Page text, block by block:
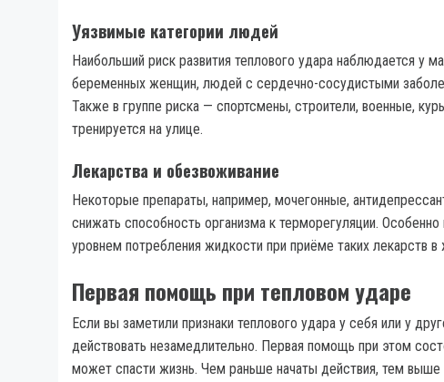
Уязвимые категории людей
Наибольший риск развития теплового удара наблюдается у
беременных женщин, людей с сердечно-сосудистыми
Также в группе риска — спортсмены, строители, военные,
тренируется на улице.
Лекарства и обезвоживание
Некоторые препараты, например, мочегонные,
снижать способность организма к терморегуляции.
уровнем потребления жидкости при приёме таких лекарств в
Первая помощь при тепловом ударе
Если вы заметили признаки теплового удара у себя или у
действовать незамедлительно. Первая помощь при этом
может спасти жизнь. Чем раньше начаты действия, тем